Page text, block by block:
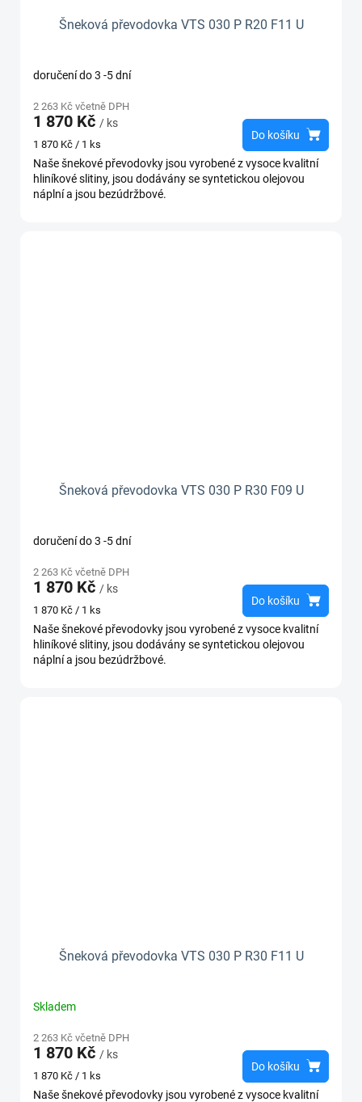
Šneková převodovka VTS 030 P R20 F11 U
doručení do 3 -5 dní
2 263 Kč včetně DPH
1 870 Kč / ks
Měrná
cena:
1 870 Kč / 1 ks
Do košíku
Naše šnekové převodovky jsou vyrobené z vysoce kvalitní
hliníkové slitiny, jsou dodávány se syntetickou olejovou
náplní a jsou bezúdržbové.
Šneková převodovka VTS 030 P R30 F09 U
doručení do 3 -5 dní
2 263 Kč včetně DPH
1 870 Kč / ks
Měrná
cena:
1 870 Kč / 1 ks
Do košíku
Naše šnekové převodovky jsou vyrobené z vysoce kvalitní
hliníkové slitiny, jsou dodávány se syntetickou olejovou
náplní a jsou bezúdržbové.
Šneková převodovka VTS 030 P R30 F11 U
Skladem
2 263 Kč včetně DPH
1 870 Kč / ks
Měrná
cena:
1 870 Kč / 1 ks
Do košíku
Naše šnekové převodovky jsou vyrobené z vysoce kvalitní